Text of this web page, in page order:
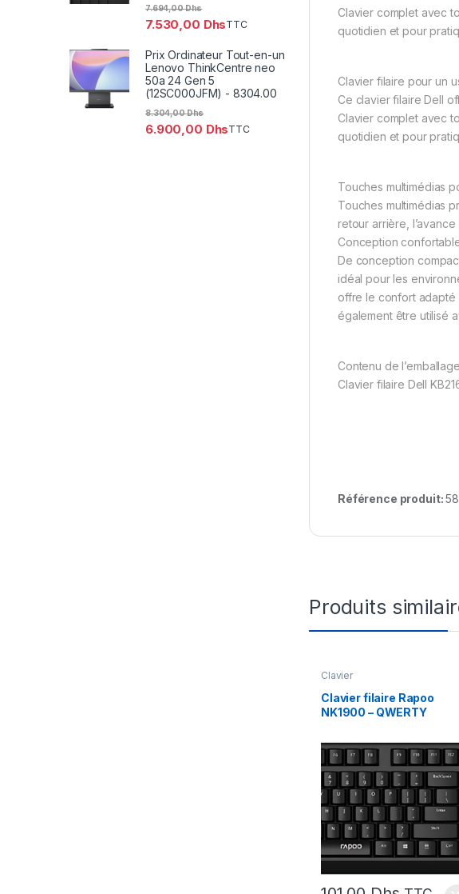
Clavier complet avec
quotidien et pour
Clavier filaire pour un
Ce clavier filaire Dell
Clavier complet avec
quotidien et pour
Touches multimédias
Touches multimédias
retour arrière,
Conception
De conception
idéal pour les
offre le confort adapté
également être utilisé
Contenu de l’emballage
Clavier filaire Dell
Référence produit:
Produits
Clavier
Clavier filaire Rapoo
NK1900 – QWERTY
7.530,00 Dhs
7.694,00Dhs
TTC
Prix Ordinateur Tout-en-un
Lenovo ThinkCentre neo
50a 24 Gen 5
(12SC000JFM) - 8304.00
6.900,00 Dhs
8.304,00Dhs
TTC